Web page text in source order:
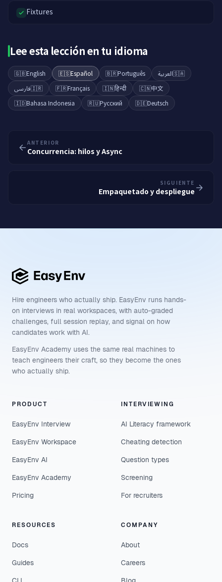
Fixtures
Lee esta lección en tu idioma
🇬🇧English 🇪🇸Español 🇧🇷Português 🇸🇦العربية
🇮🇷فارسی 🇫🇷Français 🇮🇳हिन्दी 🇨🇳中文
🇮🇩Bahasa Indonesia 🇷🇺Русский 🇩🇪Deutsch
ANTERIOR
Concurrencia: hilos y Async
SIGUIENTE
Empaquetado y despliegue
Hire engineers who actually ship. EasyEnv runs hands-
on interviews in real workspaces, with auto-graded
challenges, full session replay, and signal on how
candidates work with AI.
EasyEnv Academy uses the same real machines to
teach engineers their craft, so they become the ones
who actually ship.
PRODUCT
EasyEnv Interview
EasyEnv Workspace
EasyEnv AI
EasyEnv Academy
Pricing
INTERVIEWING
AI Literacy framework
Cheating detection
Question types
Screening
For recruiters
RESOURCES
Docs
Guides
COMPANY
About
Careers